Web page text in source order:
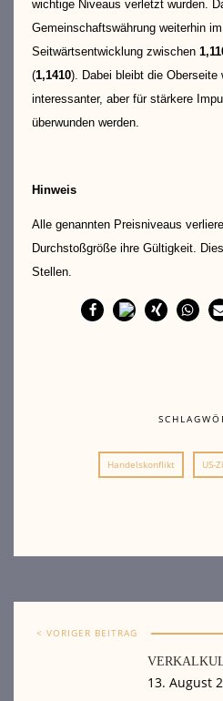
wichtige Niveaus verletzt wurden.
Gemeinschaftswährung weiterhin
Seitwärtsentwicklung zwischen
(1,1410). Dabei bleibt die Oberseite
interessanter, aber für stärkere
überwunden werden.
Hinweis
Alle genannten Preisniveaus
Durchstoßgröße ihre Gültigkeit.
Stellen.
Handelskonflikt US-
< VORIGER BEITRAG
13. August